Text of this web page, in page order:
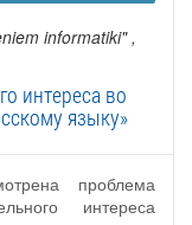
informatiki" ,
интереса во
языку»
проблема
интереса